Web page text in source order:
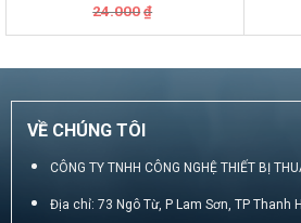
24.000 ₫
là:
tại
20.000₫.
VỀ CHÚNG TÔI
CÔNG TY TNHH CÔNG NGHỆ THIẾT BỊ
Địa chỉ: 73 Ngô Từ, P Lam Sơn, TP Thanh